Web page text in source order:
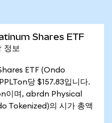
Shares ETF
보
ETF (Ondo
당 $157.83입니다.
이며, abrdn Physical
Tokenized)의 시가 총액